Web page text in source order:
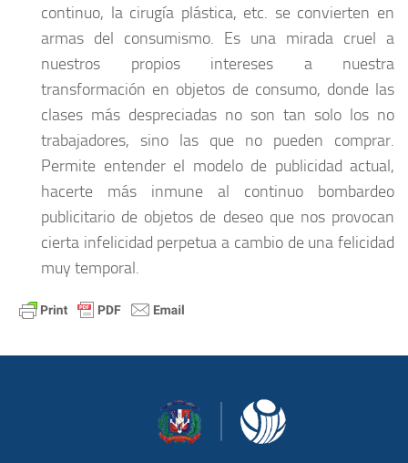
continuo, la cirugía plástica, etc. se convierten en
armas del consumismo. Es una mirada cruel a
nuestros propios intereses a nuestra
transformación en objetos de consumo, donde las
clases más despreciadas no son tan solo los no
trabajadores, sino las que no pueden comprar.
Permite entender el modelo de publicidad actual,
hacerte más inmune al continuo bombardeo
publicitario de objetos de deseo que nos provocan
cierta infelicidad perpetua a cambio de una felicidad
muy temporal.